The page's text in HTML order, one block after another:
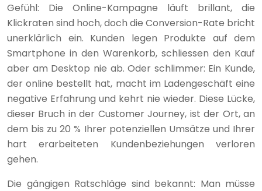
Gefühl: Die Online-Kampagne läuft brillant, die
Klickraten sind hoch, doch die Conversion-Rate bricht
unerklärlich ein. Kunden legen Produkte auf dem
Smartphone in den Warenkorb, schliessen den Kauf
aber am Desktop nie ab. Oder schlimmer: Ein Kunde,
der online bestellt hat, macht im Ladengeschäft eine
negative Erfahrung und kehrt nie wieder. Diese Lücke,
dieser Bruch in der Customer Journey, ist der Ort, an
dem bis zu 20 % Ihrer potenziellen Umsätze und Ihrer
hart erarbeiteten Kundenbeziehungen verloren
gehen.
Die gängigen Ratschläge sind bekannt: Man müsse